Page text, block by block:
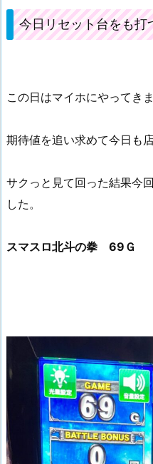
今日リセット台をも打
この日はマイホにやってきま
期待値を追い求めて今日も
サクっと見て回った結果今
した。
スマスロ北斗の拳 69Ｇ